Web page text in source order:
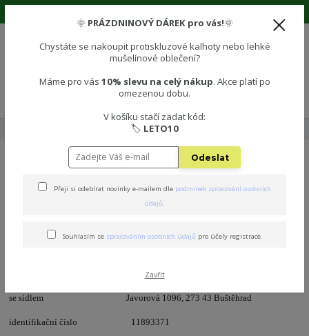
Obchodní podmínky e-shopu Polezu.cz
Obchodní podmínky e-shopu
obchodní společnosti INNOVATIVE NOTION s.r.o.
se sídlem Javorová 1096, 273 43 Buštěhrad
identifikační číslo 11893371
🌞 PRÁZDNINOVÝ DÁREK pro vás!🌞
Chystáte se nakoupit protiskluzové kalhoty nebo lehké
mušelínové oblečení?
Máme pro vás 10% slevu na celý nákup. Akce platí po
omezenou dobu.
V košíku stačí zadat kód:
🏷️ LETO10
Odeslat
Přeji si odebírat novinky e-mailem dle podmínek zpracování osobních
údajů.
Souhlasím se zpracováním osobních údajů pro účely registrace.
Zavřít